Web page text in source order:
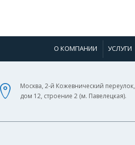
О КОМПАНИИ УСЛУГИ
Москва, 2-й Кожевнический переулок,
дом 12, строение 2 (м. Павелецкая).